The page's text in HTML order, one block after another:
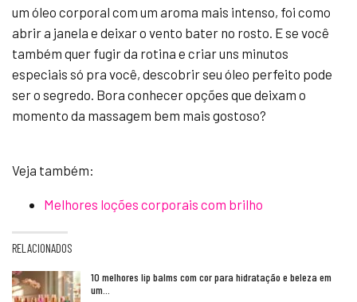
um óleo corporal com um aroma mais intenso, foi como
abrir a janela e deixar o vento bater no rosto. E se você
também quer fugir da rotina e criar uns minutos
especiais só pra você, descobrir seu óleo perfeito pode
ser o segredo. Bora conhecer opções que deixam o
momento da massagem bem mais gostoso?
Veja também:
Melhores loções corporais com brilho
RELACIONADOS
10 melhores lip balms com cor para hidratação e beleza em
um…